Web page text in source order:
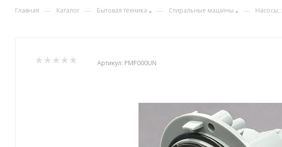
Главная — Каталог — Бытовая техника — Стиральные машины — Насосы,
Артикул: PMP000UN